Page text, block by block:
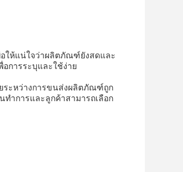
ให้แน่ใจว่าผลิตภัณฑ์ยังสดและ
การระบุและใช้ง่าย
ระหว่างการขนส่งผลิตภัณฑ์ถูก
าการและลูกค้าสามารถเลือก